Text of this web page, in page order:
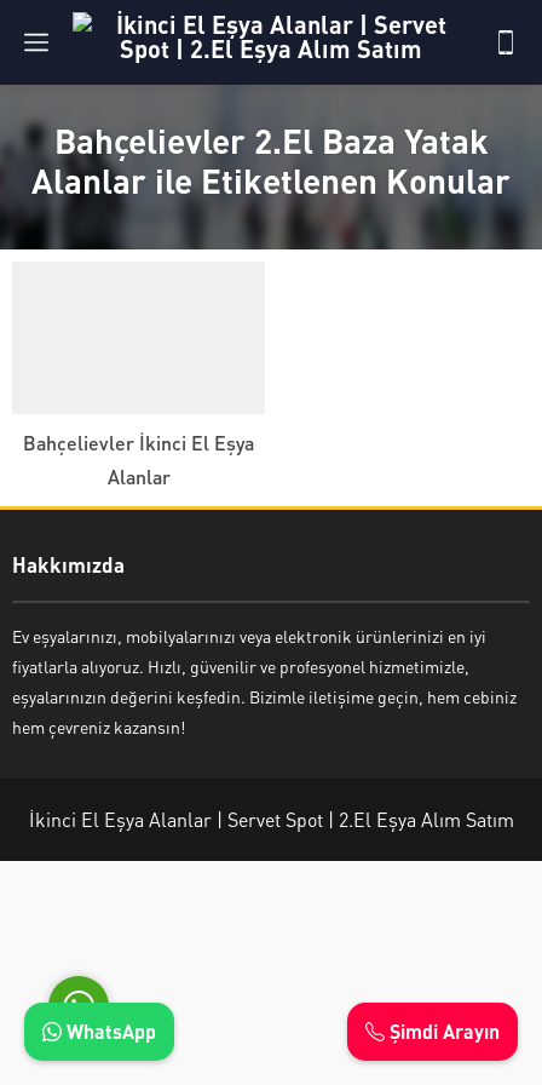
Bahçelievler 2.El Baza Yatak
Alanlar ile Etiketlenen Konular
Bahçelievler İkinci El Eşya
Alanlar
Hakkımızda
Ev eşyalarınızı, mobilyalarınızı veya elektronik ürünlerinizi en iyi
fiyatlarla alıyoruz. Hızlı, güvenilir ve profesyonel hizmetimizle,
eşyalarınızın değerini keşfedin. Bizimle iletişime geçin, hem cebiniz
hem çevreniz kazansın!
İkinci El Eşya Alanlar | Servet Spot | 2.El Eşya Alım Satım
Ayşe Yılmaz
Şimdi Arayın
WhatsApp